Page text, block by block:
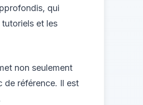
qui
et les
non seulement
de référence. Il est